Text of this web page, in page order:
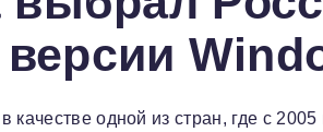
качестве одной из стран, где с